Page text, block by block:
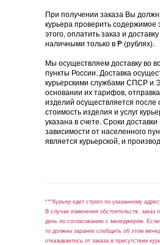
При получении заказа Вы
курьера проверить содержимое
этого, оплатить заказ и
наличными только в =
P (рублях).
Мы осуществляем доставку во
пункты России. Доставка
курьерскими службами СПСР и
основании их тарифов,
изделий осуществляется после
стоимость изделия и услуг
указана в счете. Сроки
зависимости от населенного
является курьерской, и
***Курьер едет строго по указанному
В случае изменения обстоятельств, заказ
день по согласованию с менеджером. Если
то должны заранее сообщить об этом
отказываетесь от заказа в присутствии